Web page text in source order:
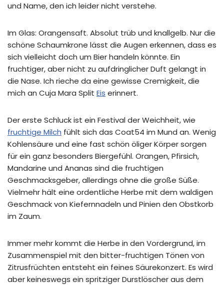
und Name, den ich leider nicht verstehe.
Im Glas: Orangensaft. Absolut trüb und knallgelb. Nur die
schöne Schaumkrone lässt die Augen erkennen, dass es
sich vielleicht doch um Bier handeln könnte. Ein
fruchtiger, aber nicht zu aufdringlicher Duft gelangt in
die Nase. Ich rieche da eine gewisse Cremigkeit, die
mich an Cuja Mara Split Eis erinnert.
Der erste Schluck ist ein Festival der Weichheit, wie
fruchtige Milch fühlt sich das Coat54 im Mund an. Wenig
Kohlensäure und eine fast schön öliger Körper sorgen
für ein ganz besonders Biergefühl. Orangen, Pfirsich,
Mandarine und Ananas sind die fruchtigen
Geschmacksgeber, allerdings ohne die große Süße.
Vielmehr hält eine ordentliche Herbe mit dem waldigen
Geschmack von Kiefernnadeln und Pinien den Obstkorb
im Zaum.
Immer mehr kommt die Herbe in den Vordergrund, im
Zusammenspiel mit den bitter-fruchtigen Tönen von
Zitrusfrüchten entsteht ein feines Säurekonzert. Es wird
aber keineswegs ein spritziger Durstlöscher aus dem